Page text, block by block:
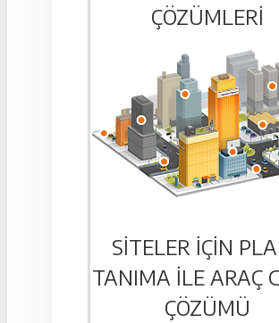
ÇÖZÜMLERI
SITELER IÇIN
TANIMA ILE ARAÇ
ÇÖZÜMÜ